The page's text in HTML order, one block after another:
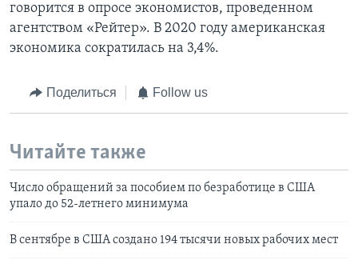
говорится в опросе экономистов, проведенном
агентством «Рейтер». В 2020 году американская
экономика сократилась на 3,4%.
Поделиться Follow us
Читайте также
Число обращений за пособием по безработице в США
упало до 52-летнего минимума
В сентябре в США создано 194 тысячи новых рабочих мест